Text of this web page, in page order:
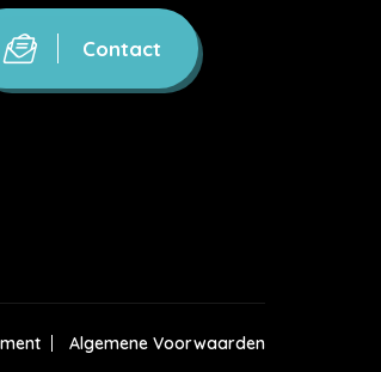
Contact
Algemene Voorwaarden